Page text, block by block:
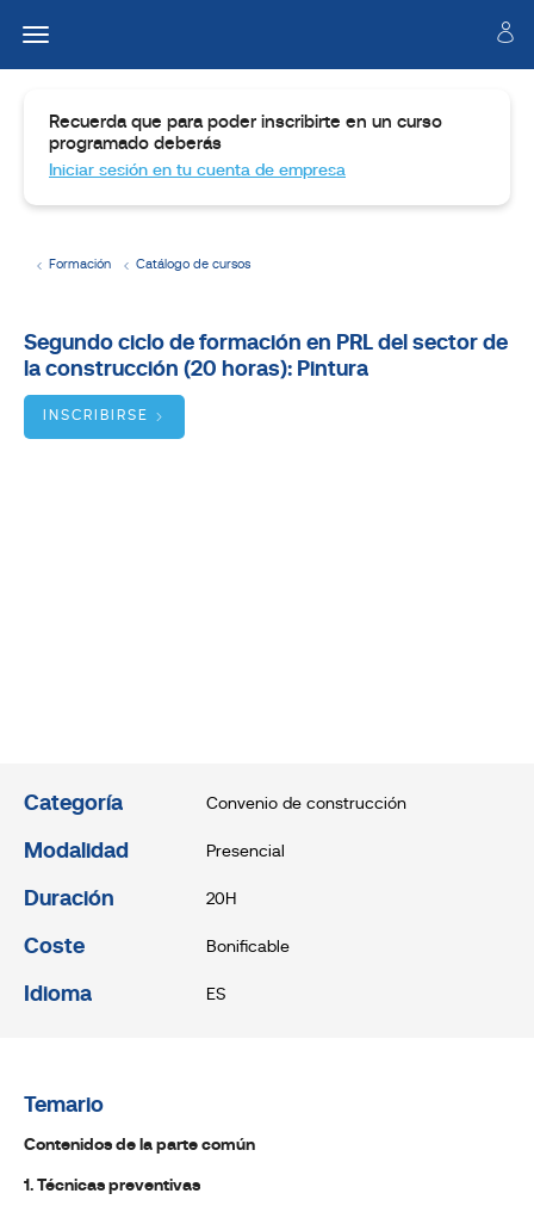
Formación Catálogo de cursos
Dirigido
a
Objetivos
Recuerda que para poder inscribirte en un curso
programado deberás
Iniciar sesión en tu cuenta de empresa
Segundo ciclo de formación en PRL del sector de
la construcción (20 horas): Pintura
INSCRIBIRSE
Categoría Convenio de construcción
Modalidad Presencial
Duración 20H
Coste Bonificable
Idioma ES
Temario
Contenidos de la parte común
1. Técnicas preventivas